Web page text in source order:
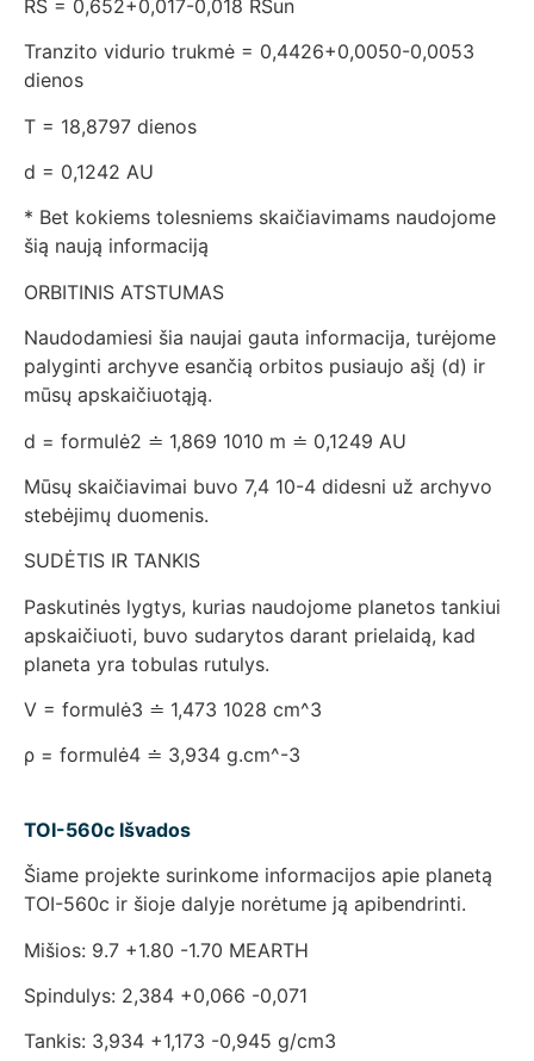
RS = 0,652+0,017-0,018 RSun
Tranzito vidurio trukmė = 0,4426+0,0050-0,0053
dienos
T = 18,8797 dienos
d = 0,1242 AU
* Bet kokiems tolesniems skaičiavimams naudojome
šią naują informaciją
ORBITINIS ATSTUMAS
Naudodamiesi šia naujai gauta informacija, turėjome
palyginti archyve esančią orbitos pusiaujo ašį (d) ir
mūsų apskaičiuotąją.
d = formulė2 ≐ 1,869 1010 m ≐ 0,1249 AU
Mūsų skaičiavimai buvo 7,4 10-4 didesni už archyvo
stebėjimų duomenis.
SUDĖTIS IR TANKIS
Paskutinės lygtys, kurias naudojome planetos tankiui
apskaičiuoti, buvo sudarytos darant prielaidą, kad
planeta yra tobulas rutulys.
V = formulė3 ≐ 1,473 1028 cm^3
ρ = formulė4 ≐ 3,934 g.cm^-3
TOI-560c Išvados
Šiame projekte surinkome informacijos apie planetą
TOI-560c ir šioje dalyje norėtume ją apibendrinti.
Mišios: 9.7 +1.80 -1.70 MEARTH
Spindulys: 2,384 +0,066 -0,071
Tankis: 3,934 +1,173 -0,945 g/cm3